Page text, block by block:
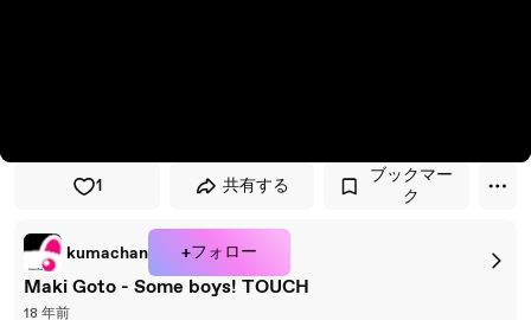
1 共有する
ブックマー
ク
kumachan +フォロー
Maki Goto - Some boys! TOUCH
18 年前